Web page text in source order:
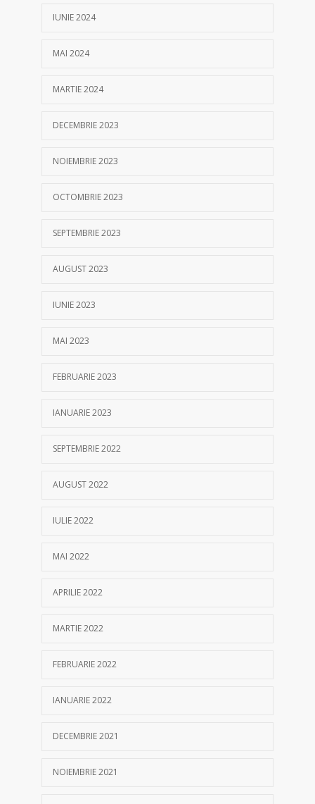
IUNIE 2024
MAI 2024
MARTIE 2024
DECEMBRIE 2023
NOIEMBRIE 2023
OCTOMBRIE 2023
SEPTEMBRIE 2023
AUGUST 2023
IUNIE 2023
MAI 2023
FEBRUARIE 2023
IANUARIE 2023
SEPTEMBRIE 2022
AUGUST 2022
IULIE 2022
MAI 2022
APRILIE 2022
MARTIE 2022
FEBRUARIE 2022
IANUARIE 2022
DECEMBRIE 2021
NOIEMBRIE 2021